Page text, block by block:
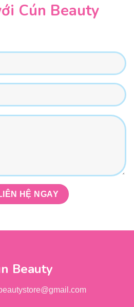
Cún Beauty
Beauty